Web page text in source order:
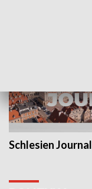
Schlesien Journal